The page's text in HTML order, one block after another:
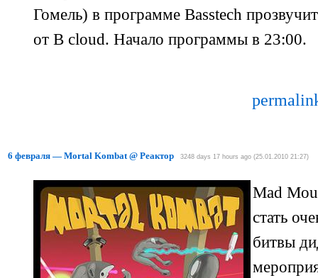
Гомель) в программе Basstech
от B cloud. Начало программы в 23:00.
6 февраля — Mortal Kombat @ Реактор 3248 days 17 hours ago (25.01.2010 21:27)
Mad
стать
битвы